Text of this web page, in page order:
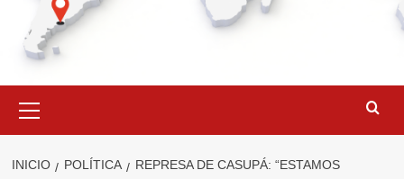
primario
INICIO POLÍTICA
REPRESA DE CASUPÁ: “ESTAMOS